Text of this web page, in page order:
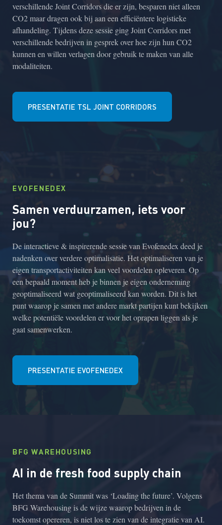
verschillende Joint Corridors die er zijn, besparen niet alleen
CO2 maar dragen ook bij aan een efficiëntere logistieke
afhandeling. Tijdens deze sessie ging Joint Corridors met
verschillende bedrijven in gesprek over hoe zijn hun CO2
kunnen en willen verlagen door gebruik te maken van alle
modaliteiten.
PRESENTATIE TSL JOINT CORRIDORS
EVOFENEDEX
Samen verduurzamen, iets voor
jou?
De interactieve & inspirerende sessie van Evofenedex deed je
nadenken over verdere optimalisatie. Het optimaliseren van je
eigen transportactiviteiten kan veel voordelen opleveren. Op
een bepaald moment heb je binnen je eigen onderneming
geoptimaliseerd wat geoptimaliseerd kan worden. Dit is het
punt waarop je samen met andere markt partijen kunt bekijken
welke potentiële voordelen er voor het oprapen liggen als je
gaat samenwerken.
PRESENTATIE EVOFENEDEX
BFG WAREHOUSING
AI in de fresh food supply chain
Het thema van de Summit was ‘Loading the future’. Volgens
BFG Warehousing is de wijze waarop bedrijven in de
toekomst opereren, is niet los te zien van de integratie van AI.